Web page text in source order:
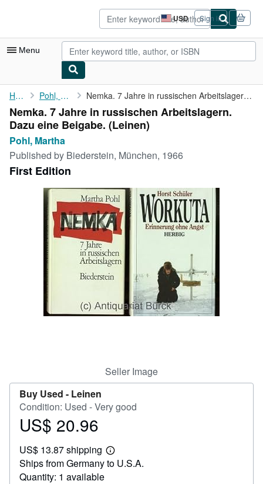
USD
Site
shopping
preferences
Sign in
Menu
My Account
My Purchases
Advanced Search
Browse Collections
Rare Books
Art & Collectibles
Textbooks
Start Selling
CLOSE
Home Pohl, Martha Nemka. 7 Jahre in russischen Arbeitslagern. Dazu eine Beigabe.
Nemka. 7 Jahre in russischen Arbeitslagern.
Dazu eine Beigabe. (Leinen)
Pohl, Martha
Published by Biederstein, München, 1966
First Edition
Seller Image
Buy Used - Leinen
Condition: Used - Very good
Price
20.96
US$ 20.96
US$ 13.87 shipping
Learn
more
Ships from Germany to U.S.A.
Quantity: 1 available